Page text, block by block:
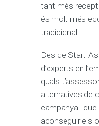
tant més
és molt més
tradicional.
Des de Start-
d’experts en
quals
alternatives de
campanya i que
aconseguir els